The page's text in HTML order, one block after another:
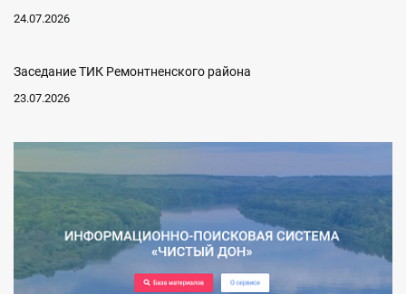
24.07.2026
Заседание ТИК Ремонтненского района
23.07.2026